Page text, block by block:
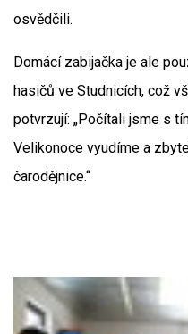
osvědčili.
Domácí zabijačka je ale
hasičů ve Studnicích, což
potvrzují: „Počítali jsme s
Velikonoce vyudíme a
čarodějnice.“